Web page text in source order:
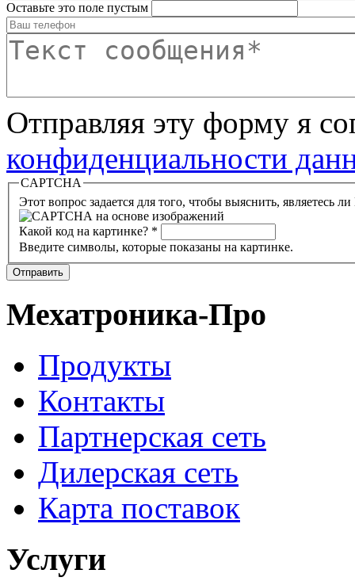
Оставьте это поле пустым
Отправляя эту форму я
конфиденциальности
CAPTCHA
Этот вопрос задается для того, чтобы выяснить, являетесь
Какой код на картинке? *
Введите символы, которые показаны на картинке.
Отправить
Мехатроника-Про
Продукты
Контакты
Партнерская сеть
Дилерская сеть
Карта поставок
Услуги